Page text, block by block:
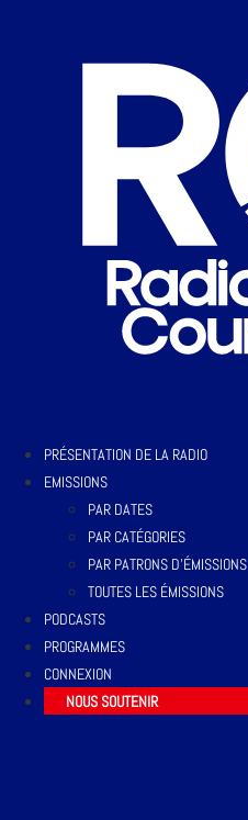
PRÉSENTATION DE LA RADIO
EMISSIONS
PAR DATES
PAR CATÉGORIES
PAR PATRONS D’ÉMISSIONS
TOUTES LES ÉMISSIONS
PODCASTS
PROGRAMMES
CONNEXION
NOUS SOUTENIR